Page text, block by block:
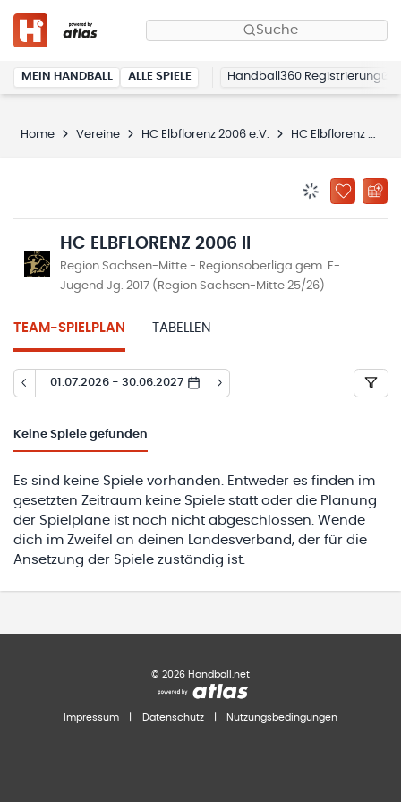
Suche
MEIN HANDBALL ALLE SPIELE Handball360 Registrierung
Home Vereine HC Elbflorenz 2006 e.V. HC Elbflorenz 2006 II
ZU
HC ELBFLORENZ 2006 II
Region Sachsen-Mitte - Regionsoberliga gem. F-
Jugend Jg. 2017 (Region Sachsen-Mitte 25/26)
TEAM-SPIELPLAN TABELLEN
01.07.2026 - 30.06.2027
Keine Spiele gefunden
Es sind keine Spiele vorhanden. Entweder es finden im
gesetzten Zeitraum keine Spiele statt oder die Planung
der Spielpläne ist noch nicht abgeschlossen. Wende
dich im Zweifel an deinen Landesverband, der für die
Ansetzung der Spiele zuständig ist.
© 2026 Handball.net
Impressum Datenschutz Nutzungsbedingungen